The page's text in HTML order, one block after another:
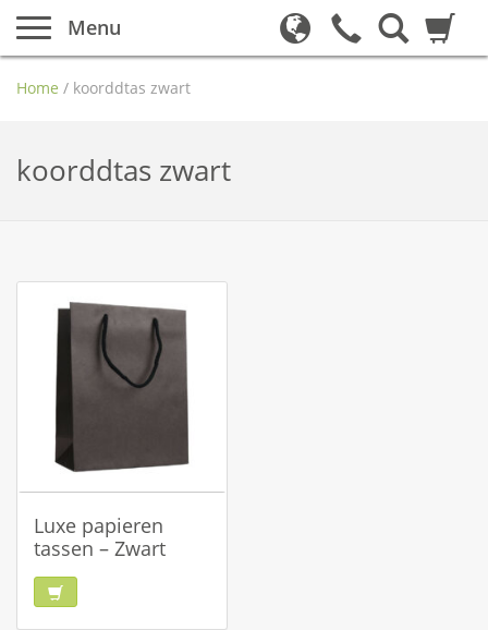
Menu
Home / koorddtas zwart
koorddtas zwart
Luxe papieren
tassen – Zwart